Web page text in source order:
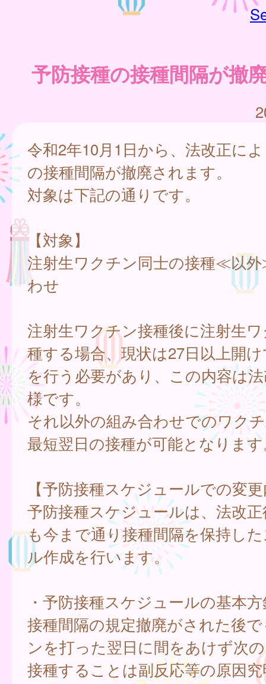
予防接種の接種間隔が撤
令和2年10月1日から、法改正に
の接種間隔が撤廃されます。
対象は下記の通りです。
【対象】
注射生ワクチン同士の接種≪以
わせ
注射生ワクチン接種後に注射生
種する場合、現状は27日以上開
を行う必要があり、この内容は
様です。
それ以外の組み合わせでのワク
最短翌日の接種が可能となりま
【予防接種スケジュールでの変
予防接種スケジュールは、法改
も今まで通り接種間隔を保持し
ル作成を行います。
・予防接種スケジュールの基本
接種間隔の規定撤廃がされた後
ンを打った翌日に間をあけず次
接種することは副反応等の原因